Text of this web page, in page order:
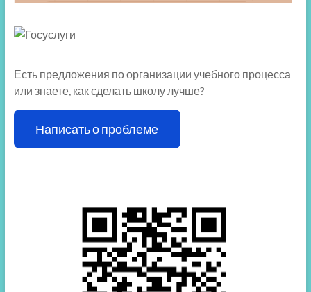
Есть предложения по организации учебного процесса
или знаете, как сделать школу лучше?
Написать о проблеме